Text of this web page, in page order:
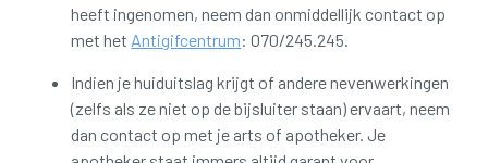
heeft ingenomen, neem dan onmiddellijk contact op
met het Antigifcentrum: 070/245.245.
Indien je huiduitslag krijgt of andere nevenwerkingen
(zelfs als ze niet op de bijsluiter staan) ervaart, neem
dan contact op met je arts of apotheker. Je